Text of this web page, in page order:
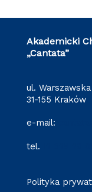
Akademicki
„Cantata”
ul.
31-155 Kraków
e-mail:
tel.
Polityka